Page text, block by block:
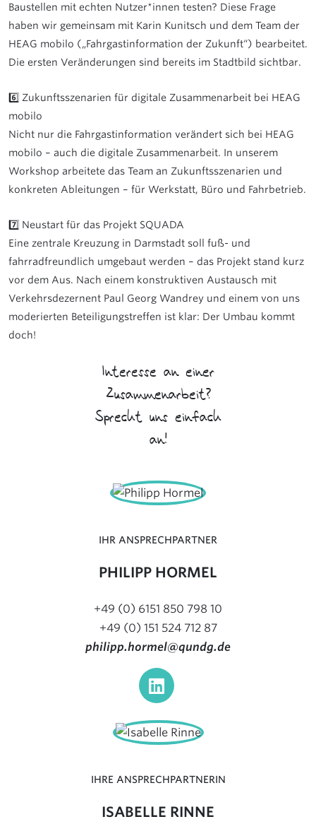
Baustellen mit echten Nutzer*innen testen? Diese Frage
haben wir gemeinsam mit Karin Kunitsch und dem Team der
HEAG mobilo („Fahrgastinformation der Zukunft“) bearbeitet.
Die ersten Veränderungen sind bereits im Stadtbild sichtbar.
6️⃣ Zukunftsszenarien für digitale Zusammenarbeit bei HEAG
mobilo
Nicht nur die Fahrgastinformation verändert sich bei HEAG
mobilo – auch die digitale Zusammenarbeit. In unserem
Workshop arbeitete das Team an Zukunftsszenarien und
konkreten Ableitungen – für Werkstatt, Büro und Fahrbetrieb.
7️⃣ Neustart für das Projekt SQUADA
Eine zentrale Kreuzung in Darmstadt soll fuß- und
fahrradfreundlich umgebaut werden – das Projekt stand kurz
vor dem Aus. Nach einem konstruktiven Austausch mit
Verkehrsdezernent Paul Georg Wandrey und einem von uns
moderierten Beteiligungstreffen ist klar: Der Umbau kommt
doch!
Interesse an einer
Zusammenarbeit?
Sprecht uns einfach
an!
IHR ANSPRECHPARTNER
PHILIPP HORMEL
+49 (0) 6151 850 798 10
+49 (0) 151 524 712 87
philipp.hormel@qundg.de
IHRE ANSPRECHPARTNERIN
ISABELLE RINNE